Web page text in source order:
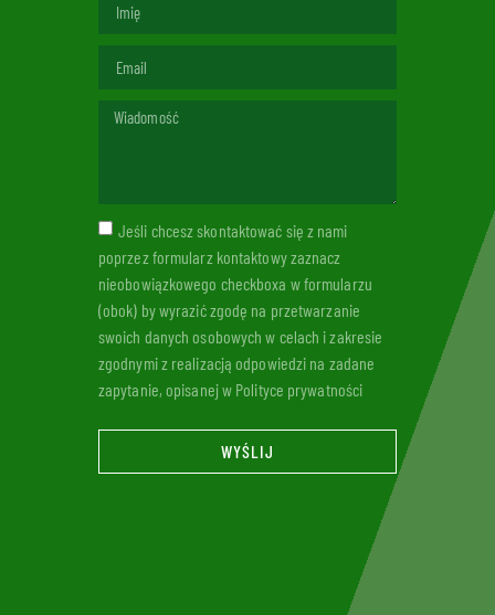
Jeśli chcesz skontaktować się z nami
poprzez formularz kontaktowy zaznacz
nieobowiązkowego checkboxa w formularzu
(obok) by wyrazić zgodę na przetwarzanie
swoich danych osobowych w celach i zakresie
zgodnymi z realizacją odpowiedzi na zadane
zapytanie, opisanej w Polityce prywatności
WYŚLIJ